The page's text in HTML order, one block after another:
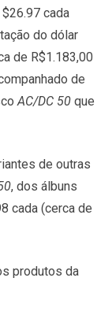
$26.97 cada
do dólar
de R$1.183,00
de
AC/DC 50 que
de outras
, dos álbuns
cada (cerca de
produtos da